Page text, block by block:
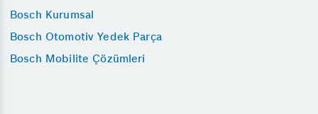
Bosch Kurumsal
Bosch Otomotiv Yedek Parça
Bosch Mobilite Çözümleri